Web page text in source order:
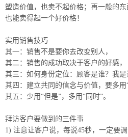
塑造价值，也卖不起价格；再一般的东
也能卖得起一个好价格！
实用销售技巧
其一：销售不是要你去改变别人，
其二：销售的成功取决于客户的好感，
其三：如何身份定位：顾客是谁？我是
其四：建立共同的信念与价值，要多用“
其五：少用“但是”，多用“同时”。
拜访客户要做到的三件事
1) 注意让客户说，每说45秒，一定要